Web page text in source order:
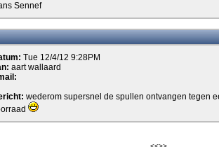
Sennef
Tue 12/4/12 9:28PM
aart wallaard
wederom supersnel de spullen ontvangen tegen